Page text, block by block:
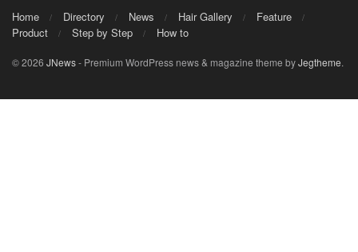
Home Directory News Hair Gallery
Feature
Product
Step by Step How to
© 2026 JNews- Premium WordPress news & magazine theme byJegtheme.